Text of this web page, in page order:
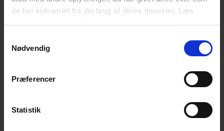
de har indsamlet fra din brug af deres tjenester. Læs
Nødvendig
Præferencer
Statistik